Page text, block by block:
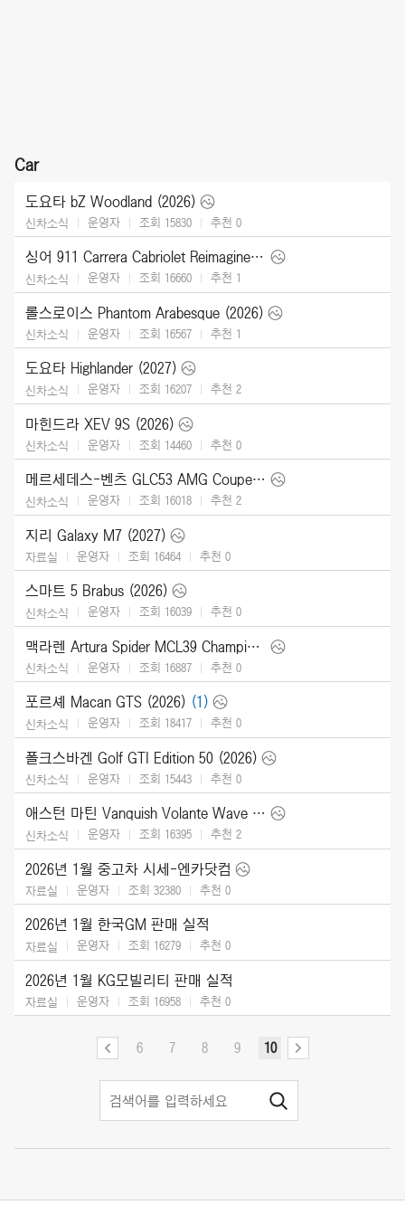
Car
도요타 bZ Woodland (2026)
신차소식 운영자 조회 15830 추천 0
싱어 911 Carrera Cabriolet Reimagined Type 964 (2026)
신차소식 운영자 조회 16660 추천 1
롤스로이스 Phantom Arabesque (2026)
신차소식 운영자 조회 16567 추천 1
도요타 Highlander (2027)
신차소식 운영자 조회 16207 추천 2
마힌드라 XEV 9S (2026)
신차소식 운영자 조회 14460 추천 0
메르세데스-벤츠 GLC53 AMG Coupe (2027)
신차소식 운영자 조회 16018 추천 2
지리 Galaxy M7 (2027)
자료실 운영자 조회 16464 추천 0
스마트 5 Brabus (2026)
신차소식 운영자 조회 16039 추천 0
맥라렌 Artura Spider MCL39 Championship Edition (2026)
신차소식 운영자 조회 16887 추천 0
포르셰 Macan GTS (2026) (1)
신차소식 운영자 조회 18417 추천 0
폴크스바겐 Golf GTI Edition 50 (2026)
신차소식 운영자 조회 15443 추천 0
애스턴 마틴 Vanquish Volante Wave Edition (2026)
신차소식 운영자 조회 16395 추천 2
2026년 1월 중고차 시세-엔카닷컴
자료실 운영자 조회 32380 추천 0
2026년 1월 한국GM 판매 실적
자료실 운영자 조회 16279 추천 0
2026년 1월 KG모빌리티 판매 실적
자료실 운영자 조회 16958 추천 0
6 7 8 9 10